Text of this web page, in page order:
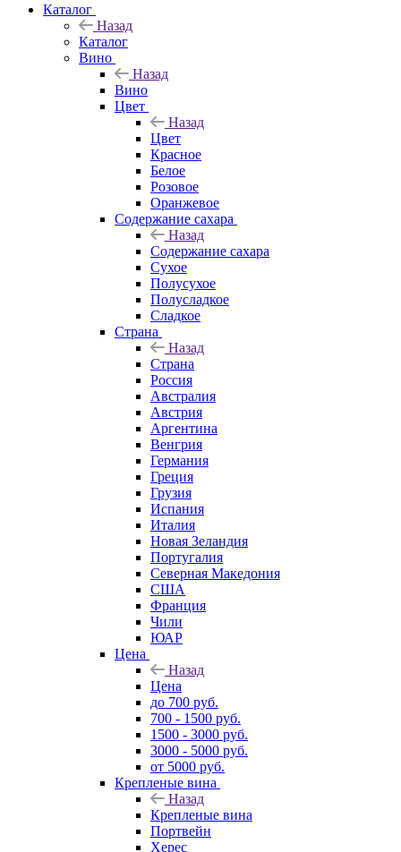
Каталог
Назад
Каталог
Вино
Назад
Вино
Цвет
Назад
Цвет
Красное
Белое
Розовое
Оранжевое
Содержание сахара
Назад
Содержание сахара
Сухое
Полусухое
Полусладкое
Сладкое
Страна
Назад
Страна
Россия
Австралия
Австрия
Аргентина
Венгрия
Германия
Греция
Грузия
Испания
Италия
Новая Зеландия
Португалия
Северная Македония
США
Франция
Чили
ЮАР
Цена
Назад
Цена
до 700 руб.
700 - 1500 руб.
1500 - 3000 руб.
3000 - 5000 руб.
от 5000 руб.
Крепленые вина
Назад
Крепленые вина
Портвейн
Херес